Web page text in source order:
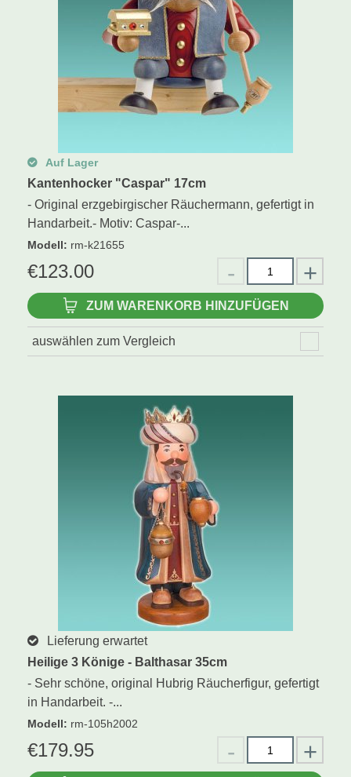
Auf Lager
Kantenhocker "Caspar" 17cm
- Original erzgebirgischer Räuchermann, gefertigt in
Handarbeit.- Motiv: Caspar-...
Modell: rm-k21655
€123.00
ZUM WARENKORB HINZUFÜGEN
auswählen zum Vergleich
Lieferung erwartet
Heilige 3 Könige - Balthasar 35cm
- Sehr schöne, original Hubrig Räucherfigur, gefertigt
in Handarbeit. -...
Modell: rm-105h2002
€179.95